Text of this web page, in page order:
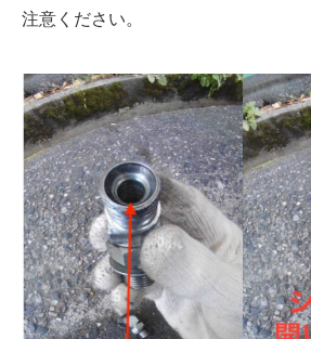
注意ください。